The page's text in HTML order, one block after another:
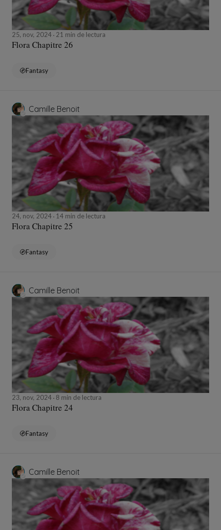
25, nov, 2024 21 min de lectura
Flora Chapitre 26
Fantasy
Camille Benoit
24, nov, 2024 14 min de lectura
Flora Chapitre 25
Fantasy
Camille Benoit
23, nov, 2024 8 min de lectura
Flora Chapitre 24
Fantasy
Camille Benoit